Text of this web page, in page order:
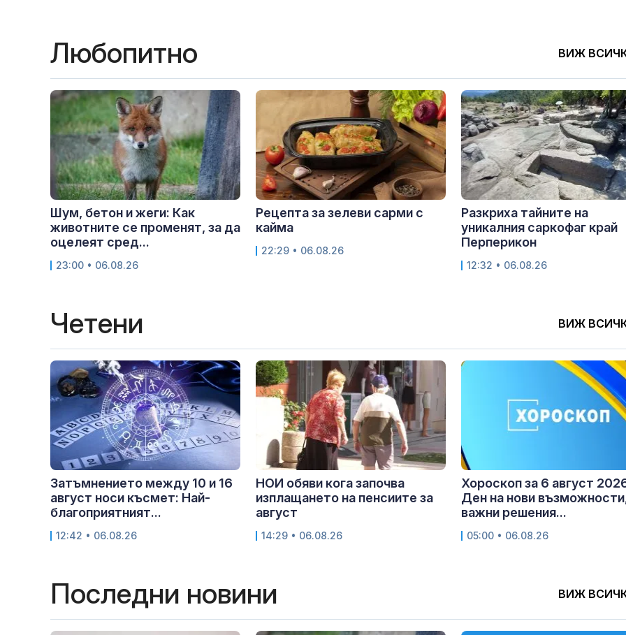
Любопитно ВИЖ
Шум, бетон и жеги: Как
животните се променят, за да
оцелеят сред...
23:00 • 06.08.26
Рецепта за зелеви сарми с
кайма
22:29 • 06.08.26
Разкриха тайните на
уникалния саркофаг край
Перперикон
12:32 • 06.08.26
Четени ВИЖ
Затъмнението между 10 и 16
август носи късмет: Най-
благоприятният...
12:42 • 06.08.26
НОИ обяви кога започва
изплащането на пенсиите за
август
14:29 • 06.08.26
Хороскоп за 6 август
Ден на нови
важни решения...
05:00 • 06.08.26
Последни новини ВИЖ